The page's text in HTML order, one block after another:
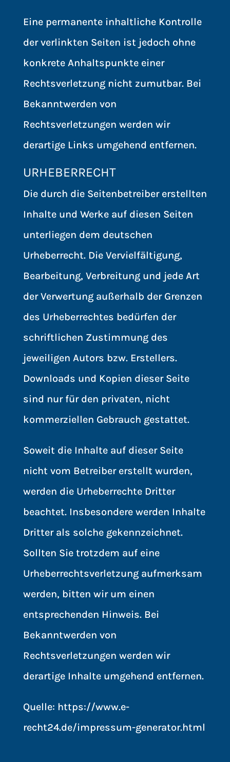
Eine permanente inhaltliche Kontrolle
der verlinkten Seiten ist jedoch ohne
konkrete Anhaltspunkte einer
Rechtsverletzung nicht zumutbar. Bei
Bekanntwerden von
Rechtsverletzungen werden wir
derartige Links umgehend entfernen.
URHEBERRECHT
Die durch die Seitenbetreiber erstellten
Inhalte und Werke auf diesen Seiten
unterliegen dem deutschen
Urheberrecht. Die Vervielfältigung,
Bearbeitung, Verbreitung und jede Art
der Verwertung außerhalb der Grenzen
des Urheberrechtes bedürfen der
schriftlichen Zustimmung des
jeweiligen Autors bzw. Erstellers.
Downloads und Kopien dieser Seite
sind nur für den privaten, nicht
kommerziellen Gebrauch gestattet.
Soweit die Inhalte auf dieser Seite
nicht vom Betreiber erstellt wurden,
werden die Urheberrechte Dritter
beachtet. Insbesondere werden Inhalte
Dritter als solche gekennzeichnet.
Sollten Sie trotzdem auf eine
Urheberrechtsverletzung aufmerksam
werden, bitten wir um einen
entsprechenden Hinweis. Bei
Bekanntwerden von
Rechtsverletzungen werden wir
derartige Inhalte umgehend entfernen.
Quelle: https://www.e-
recht24.de/impressum-generator.html